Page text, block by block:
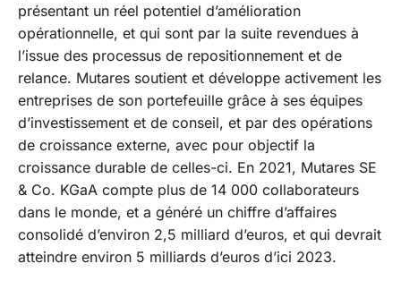
présentant un réel potentiel d’amélioration
opérationnelle, et qui sont par la suite revendues à
l’issue des processus de repositionnement et de
relance. Mutares soutient et développe activement les
entreprises de son portefeuille grâce à ses équipes
d’investissement et de conseil, et par des opérations
de croissance externe, avec pour objectif la
croissance durable de celles-ci. En 2021, Mutares SE
& Co. KGaA compte plus de 14 000 collaborateurs
dans le monde, et a généré un chiffre d’affaires
consolidé d’environ 2,5 milliard d’euros, et qui devrait
atteindre environ 5 milliards d’euros d’ici 2023.